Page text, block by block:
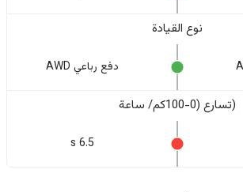
نوع القيادة
دفع رباعي AWD
(تسارع (0-100كم/ ساعة
6.5 s